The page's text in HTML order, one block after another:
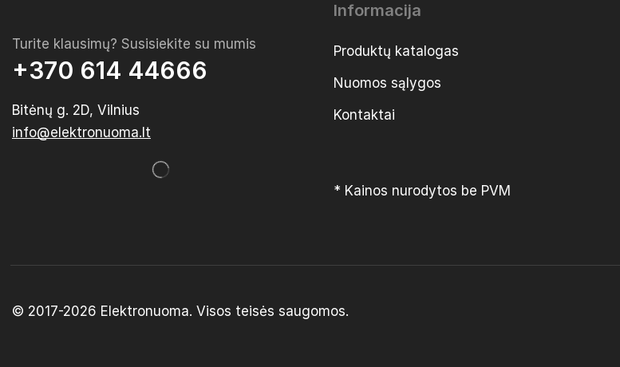
Turite klausimų? Susisiekite su mumis
+370 614 44666
Bitėnų g. 2D, Vilnius
info@elektronuoma.lt
Informacija
Produktų katalogas
Nuomos sąlygos
Kontaktai
* Kainos nurodytos be PVM
© 2017-2026 Elektronuoma. Visos teisės saugomos.